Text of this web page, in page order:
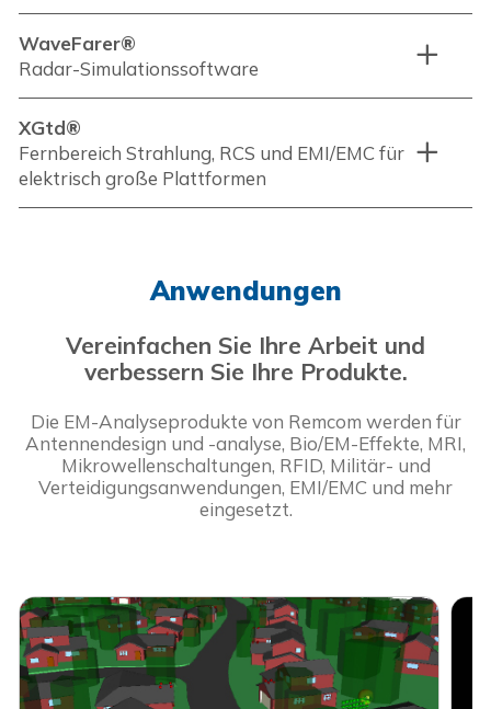
WaveFarer®
Radar-Simulationssoftware
XGtd®
Fernbereich Strahlung, RCS und EMI/EMC für
elektrisch große Plattformen
Anwendungen
Vereinfachen Sie Ihre Arbeit und
verbessern Sie Ihre Produkte.
Die EM-Analyseprodukte von Remcom werden für
Antennendesign und -analyse, Bio/EM-Effekte, MRI,
Mikrowellenschaltungen, RFID, Militär- und
Verteidigungsanwendungen, EMI/EMC und mehr
eingesetzt.